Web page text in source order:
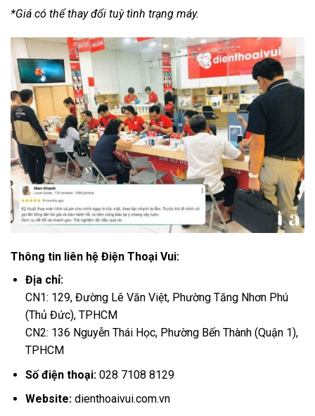
*Giá có thể thay đổi tuỳ tình trạng máy.
Thông tin liên hệ Điện Thoại Vui:
Địa chỉ:
CN1: 129, Đường Lê Văn Việt, Phường Tăng Nhơn Phú
(Thủ Đức), TPHCM
CN2: 136 Nguyễn Thái Học, Phường Bến Thành (Quận 1),
TPHCM
Số điện thoại:028 7108 8129
Website:dienthoaivui.com.vn